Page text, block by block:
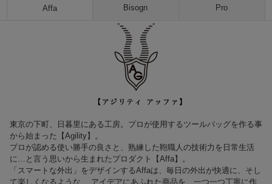
Affa Bisogn Pro
東京の下町、日暮里にある工房。プロが使用するツールバッグを作る事
から始まった【Agility】。
プロが認める使い勝手の良さと、熟練した鞄職人の技術力を日常生活
に…と言う思いから生まれたプロダクト【Affa】。
「スマートな外出」をデザインするAffaは、毎日の外出が快適に、そし
て楽しくなるような、 アイデアにあふれた商品を、一つ一つ丁寧に作